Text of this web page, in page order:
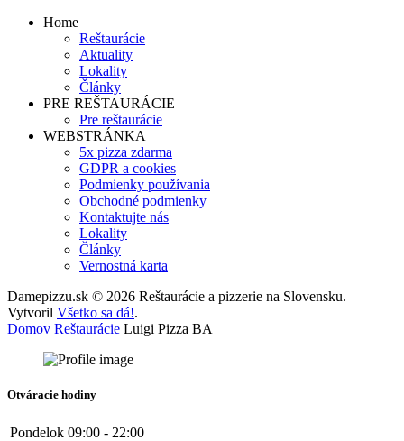
Home
Reštaurácie
Aktuality
Lokality
Články
PRE REŠTAURÁCIE
Pre reštaurácie
WEBSTRÁNKA
5x pizza zdarma
GDPR a cookies
Podmienky používania
Obchodné podmienky
Kontaktujte nás
Lokality
Články
Vernostná karta
Damepizzu.sk © 2026 Reštaurácie a pizzerie na Slovensku.
Vytvoril Všetko sa dá!.
Domov Reštaurácie Luigi Pizza BA
Otváracie hodiny
Pondelok 09:00 - 22:00